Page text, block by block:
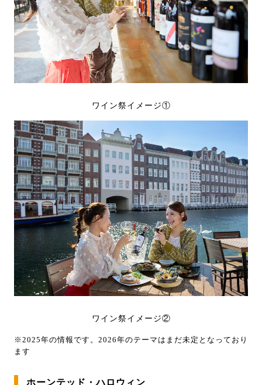
ワイン祭イメージ①
ワイン祭イメージ②
※2025年の情報です。2026年のテーマはまだ未定となっており
ます
ホーンテッド・ハロウィン